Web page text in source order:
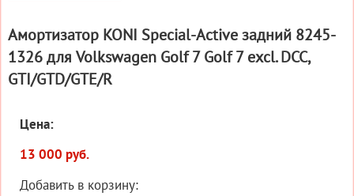
Амортизатор KONI Special-Active задний 8245-
1326 для Volkswagen Golf 7 Golf 7 excl. DCC,
GTI/GTD/GTE/R
Цена:
13 000 руб.
Добавить в корзину: